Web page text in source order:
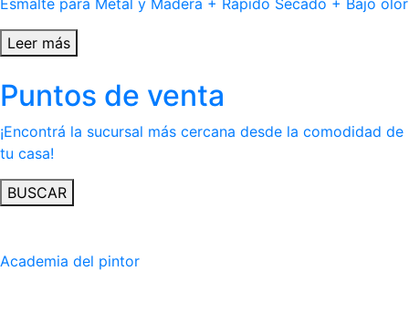
Leer más
Puntos de venta
¡Encontrá la sucursal más cercana desde la comodidad de
tu casa!
BUSCAR
Academia del pintor